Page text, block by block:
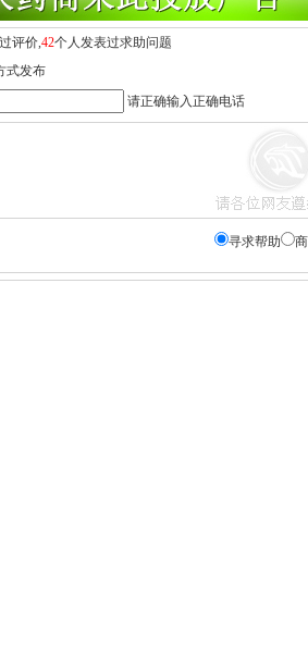
评价,42个人发表过求助问题
式发布
请正确输入正确电话
寻求帮助